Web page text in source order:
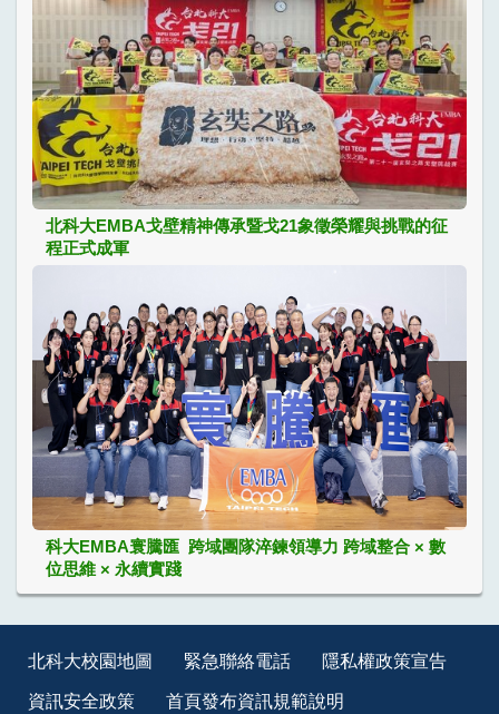
北科大EMBA戈壁精神傳承暨戈21象徵榮耀與挑戰的征
程正式成軍
科大EMBA寰騰匯 跨域團隊淬鍊領導力 跨域整合 × 數
位思維 × 永續實踐
北科大校園地圖 緊急聯絡電話 隱私權政策宣告
資訊安全政策 首頁發布資訊規範說明